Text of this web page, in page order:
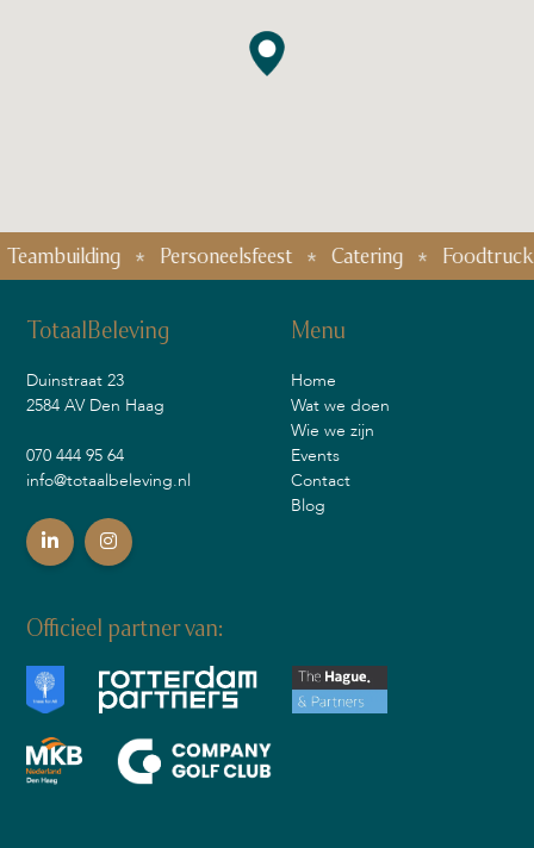
Personeelsfeest Catering Foodtruck
TotaalBeleving
Duinstraat 23
2584 AV Den Haag
070 444 95 64
info@totaalbeleving.nl
Menu
Home
Wat we doen
Wie we zijn
Events
Contact
Blog
Officieel partner van: